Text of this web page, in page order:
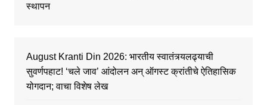
स्थापन
August Kranti Din 2026: भारतीय स्वातंत्र्यलढ्याची
सुवर्णपहाट! ‘चले जाव’ आंदोलन अन् ऑगस्ट क्रांतीचे ऐतिहासिक
योगदान; वाचा विशेष लेख